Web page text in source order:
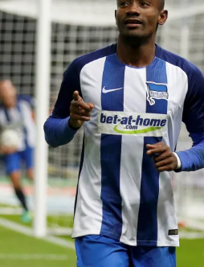
Moderní pětiboj
Motorsport
Olympijské hry
Parasport
Plavání
Plážový volejbal